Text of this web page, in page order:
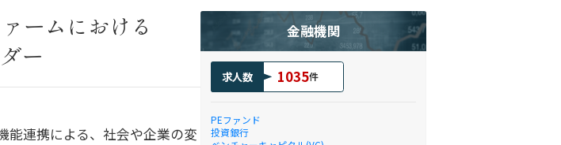
ームにおける
ー
能連携による、社会や企業の変
金融機関
求人数 1035件
PEファンド
投資銀行